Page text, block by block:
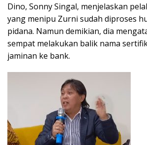
Dino, Sonny Singal, menjelaskan
yang menipu Zurni sudah diproses
pidana. Namun demikian, dia
sempat melakukan balik nama
jaminan ke bank.